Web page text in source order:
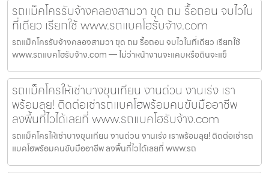
รถแม็คโครรับจ้างคลองสามวา ขุด ถม รื้อถอน จบไวใน
ที่เดียว เรียกใช้ www.รถแบคโฮรับจ้าง.com
รถแม็คโครรับจ้างคลองสามวา ขุด ถม รื้อถอน จบไวในที่เดียว เรียกใช้
www.รถแบคโฮรับจ้าง.com — ไม่ว่าหน้างานจะแคบหรือดินจะแข็
รถแม็คโครให้เช่าบางขุนเทียน งานด่วน งานเร่ง เรา
พร้อมลุย! ติดต่อเช่ารถแบคโฮพร้อมคนขับมืออาชีพ
ลงพื้นที่ไวได้เลยที่ www.รถแบคโฮรับจ้าง.com
รถแม็คโครให้เช่าบางขุนเทียน งานด่วน งานเร่ง เราพร้อมลุย! ติดต่อเช่ารถ
แบคโฮพร้อมคนขับมืออาชีพ ลงพื้นที่ไวได้เลยที่ www.รถ